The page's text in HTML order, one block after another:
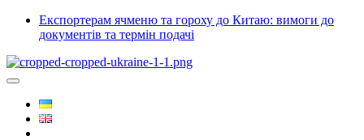
Експортерам ячменю та гороху до Китаю: вимоги до
документів та термін подачі